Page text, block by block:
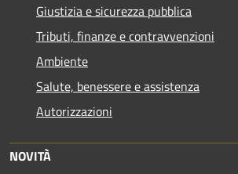
Giustizia e sicurezza pubblica
Tributi, finanze e contravvenzioni
Ambiente
Salute, benessere e assistenza
Autorizzazioni
NOVITÀ